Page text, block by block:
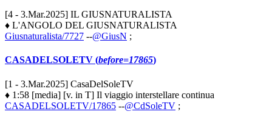
[4 - 3.Mar.2025] IL GIUSNATURALISTA
♦ L'ANGOLO DEL GIUSNATURALISTA
Giusnaturalista/7727 --@GiusN ;
CASADELSOLETV (before=17865)
[1 - 3.Mar.2025] CasaDelSoleTV
♦ 1:58 [media] [v. in T] Il viaggio interstellare continua
CASADELSOLETV/17865 --@CdSoleTV ;